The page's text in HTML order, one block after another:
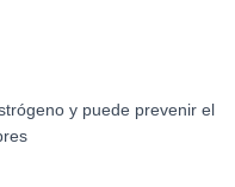
y puede prevenir el